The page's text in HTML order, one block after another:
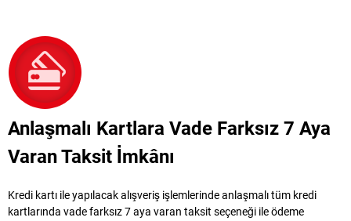
Anlaşmalı Kartlara Vade Farksız 7 Aya
Varan Taksit İmkânı
Kredi kartı ile yapılacak alışveriş işlemlerinde anlaşmalı tüm kredi
kartlarında vade farksız 7 aya varan taksit seçeneği ile ödeme